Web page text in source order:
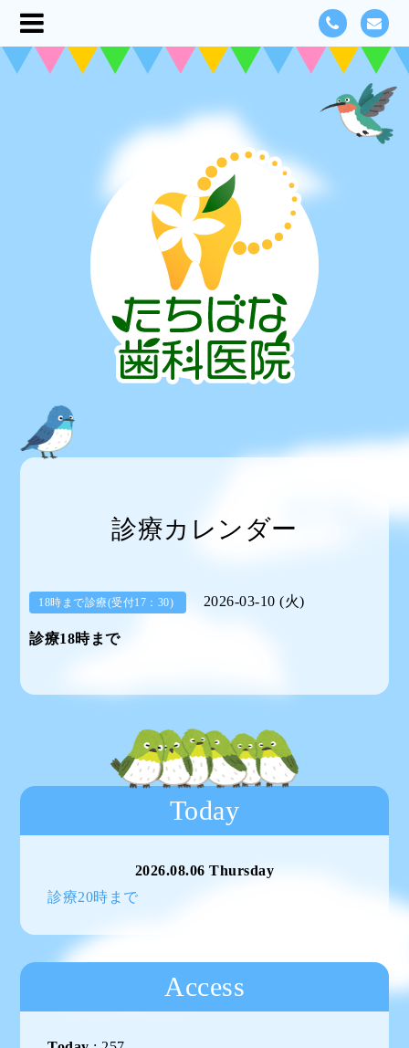
診療カレンダー
18時まで診療(受付17：30) 2026-03-10 (火)
診療18時まで
Today
2026.08.06 Thursday
診療20時まで
Access